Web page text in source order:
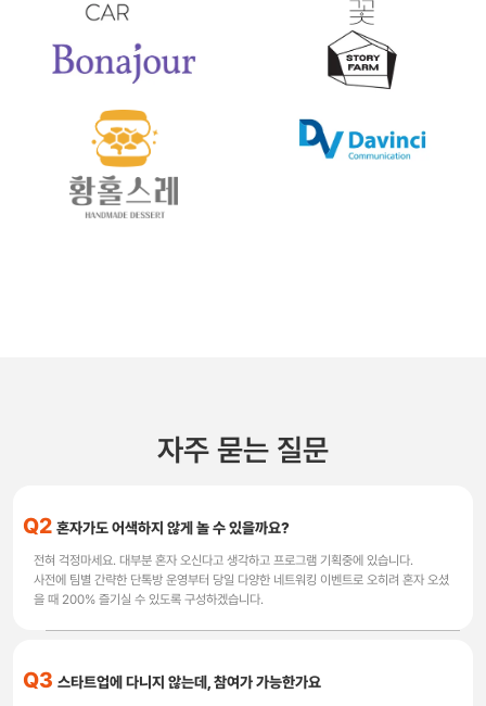
자주 묻는 질문
Q2 혼자가도 어색하지 않게 놀 수 있을까요?
전혀 걱정마세요. 대부분 혼자 오신다고 생각하고 프로그램 기획중에 있습니다.
사전에 팀별 간략한 단톡방 운영부터 당일 다양한 네트워킹 이벤트로 오히려 혼자 오셨
을 때 200% 즐기실 수 있도록 구성하겠습니다.
Q3 스타트업에 다니지 않는데, 참여가 가능한가요